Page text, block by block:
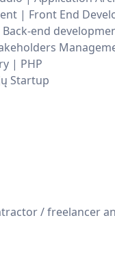
| Front End
end
| PHP
Startup
/ freelancer